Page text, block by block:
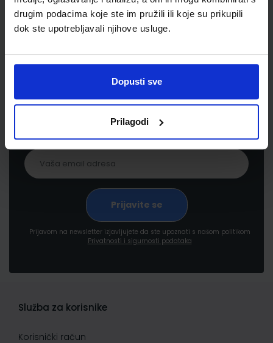
drugim podacima koje ste im pružili ili koje su prikupili
dok ste upotrebljavali njihove usluge.
Dopusti sve
Prilagodi
Prijavite se kako bi primali informacije o novim
pogodnostima
Prijavom na newsletter izjavljujete da ste upoznati s našom politikom
Privatnosti i sigurnosti podataka
Služba za korisnike
Korisnički račun